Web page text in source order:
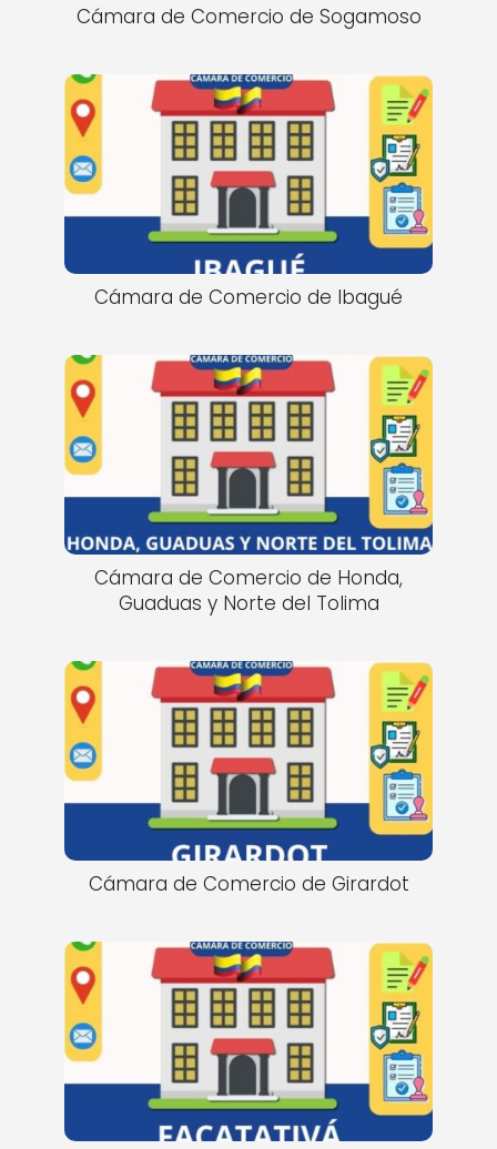
Cámara de Comercio de Sogamoso
Cámara de Comercio de Ibagué
Cámara de Comercio de Honda,
Guaduas y Norte del Tolima
Cámara de Comercio de Girardot